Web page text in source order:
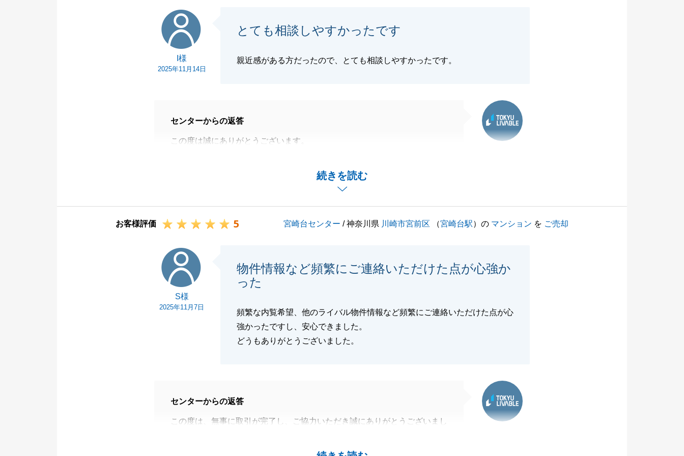
閉じる
I様
2025年11月14日
とても相談しやすかったです
親近感がある方だったので、とても相談しやすかったです。
続きを読む
センターからの返答
この度は誠にありがとうございます。
ご購入いただいてから、ご売却も続けてご依頼をいただけたこともあり、ご
よろしくお願いいたします。
お客様評価 5 宮崎台センター / 神奈川県 川崎市宮前区 （宮崎台駅）の マンション を ご売却
S様
2025年11月7日
物件情報など頻繁にご連絡いただけた点が心強か
った
頻繁な内覧希望、他のライバル物件情報など頻繁にご連絡いただけた点が心
強かったですし、安心できました。
どうもありがとうございました。
センターからの返答
この度は、無事に取引が完了し、ご協力いただき誠にありがとうございまし
ご遠方にお引越しのご計画でいらっしゃいましたが、タイミング良くご成約